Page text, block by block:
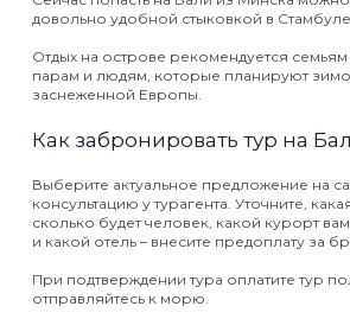
довольно удобной стыковкой в
Отдых на острове рекомендуется
парам и людям, которые планируют
заснеженной Европы.
Как забронировать тур на
Выберите актуальное предложение на
консультацию у турагента. Уточните,
сколько будет человек, какой курорт
и какой отель – внесите предоплату за
При подтверждении тура оплатите тур
отправляйтесь к морю.